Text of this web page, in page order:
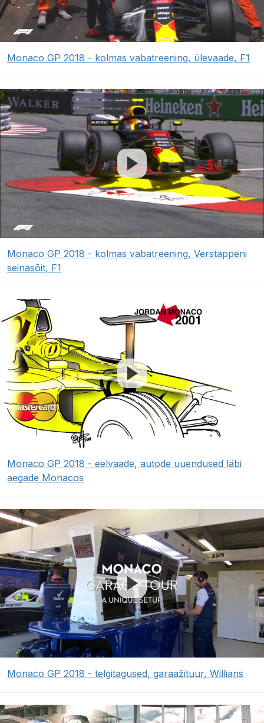
Monaco GP 2018 - kolmas vabatreening, ülevaade, F1
Monaco GP 2018 - kolmas vabatreening, Verstappeni
seinasõit, F1
Monaco GP 2018 - eelvaade, autode uuendused läbi
aegade Monacos
Monaco GP 2018 - telgitagused, garaažituur, Willians